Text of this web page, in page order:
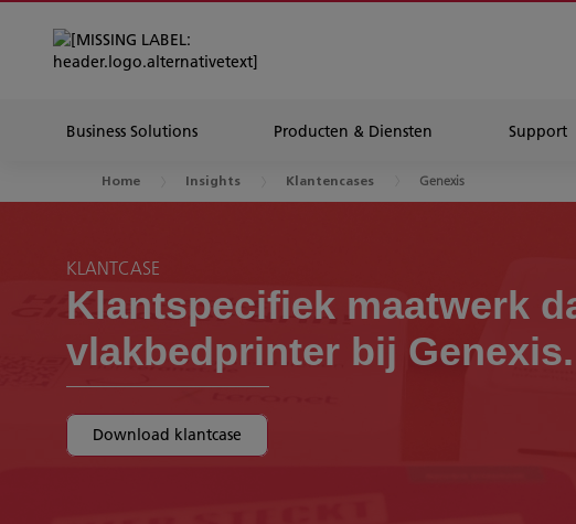
Business Solutions Producten & Diensten Support
Home Insights Klantencases Genexis
KLANTCASE
Klantspecifiek maatwerk
vlakbedprinter bij Genexis.
Download klantcase